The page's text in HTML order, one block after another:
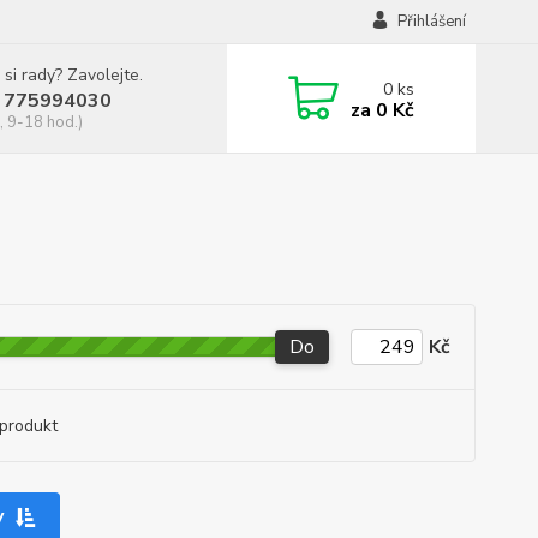
Přihlášení
rady? Zavolejte.
9-18 hod.)
0ks
za 0 Kč
Do Kč